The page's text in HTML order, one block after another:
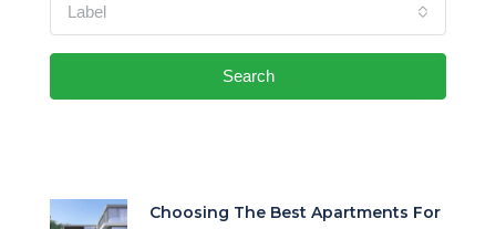
Label
Search
Choosing The Best Apartments For